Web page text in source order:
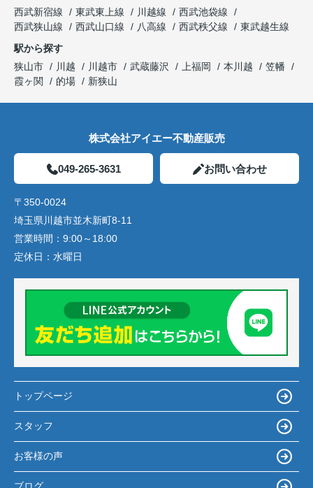
西武新宿線
東武東上線 川越線
西武池袋線
西武狭山線
西武山口線 八高線 西武秩父線
東武越生線
駅から探す
狭山市
川越 川越市 武蔵藤沢 上福岡 本川越
笠幡
霞ヶ関
的場 新狭山
株式会社アイエー不動産販売
049-265-3631 お問い合わせ
〒350-0024
埼玉県川越市並木新町8-11
営業時間： 9:00～18:00
定休日： 水曜日
トップページ
スタッフ
お客様の声